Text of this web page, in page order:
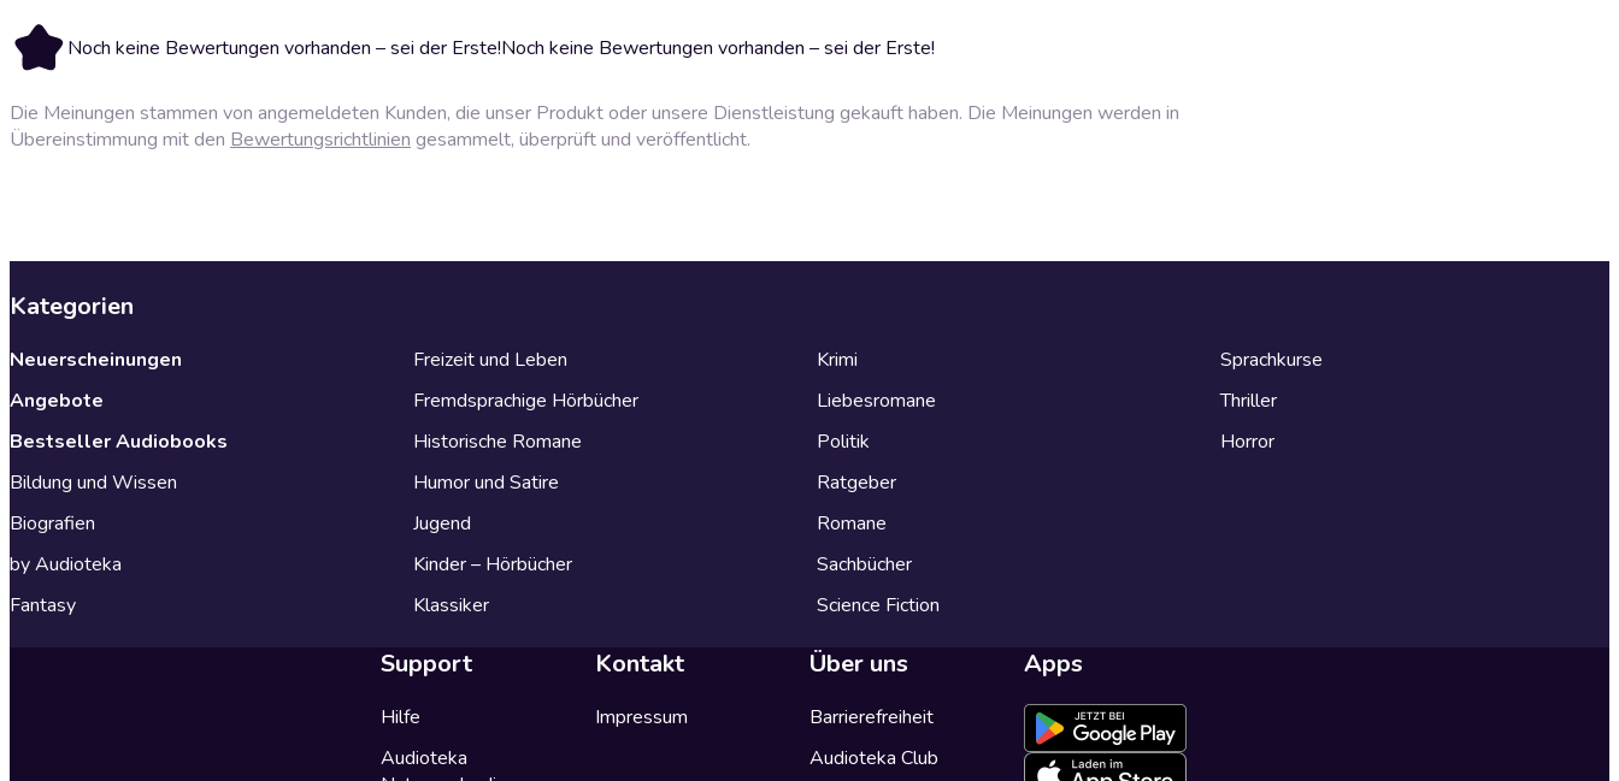
Noch keine Bewertungen vorhanden – sei der Erste!Noch keine Bewertungen vorhanden – sei der Erste!
Die Meinungen stammen von angemeldeten Kunden, die unser Produkt oder unsere Dienstleistung gekauft haben. Die Meinungen werden in
Übereinstimmung mit den Bewertungsrichtlinien gesammelt, überprüft und veröffentlicht.
Kategorien
Neuerscheinungen
Angebote
Bestseller Audiobooks
Bildung und Wissen
Biografien
by Audioteka
Fantasy
Freizeit und Leben
Fremdsprachige Hörbücher
Historische Romane
Humor und Satire
Jugend
Kinder – Hörbücher
Klassiker
Krimi
Liebesromane
Politik
Ratgeber
Romane
Sachbücher
Science Fiction
Sprachkurse
Thriller
Horror
Support
Hilfe
Audioteka
Kontakt
Impressum
Über uns
Barrierefreiheit
Audioteka Club
Apps